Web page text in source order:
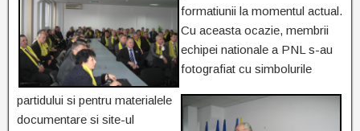
formatiunii la momentul actual.
Cu aceasta ocazie, membrii
echipei nationale a PNL s-au
fotografiat cu simbolurile
partidului si pentru materialele
documentare si site-ul